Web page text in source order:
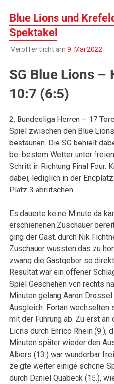
Blue Lions und
Spektakel
Veröffentlicht am 9. Mai 2022
SG Blue Lions –
10:7 (6:5)
2. Bundesliga Herren – 17
Spiel zwischen den Blue
bestaunen. Die SG behielt
bei bestem Wetter unter
Schritt in Richtung Final Four.
dabei, lediglich in der
Platz 3 abrutschen.
Es dauerte keine Minute da
erschienenen Zuschauer
ging der Gast, durch Nik
Zuschauer wussten das zu
zwang die Gastgeber so
Resultat war ein offener
Spiel Geschehen von rechts
Minuten gelang Aaron
Ausgleich. Fortan wechselten
mit der Führung ab. Zu erst an
Lions durch Enrico Rhein (9.),
Minuten später wieder den
Albers (13.) war wunderbar
zeigte weiter einige schöne
durch Daniel Quabeck (15.),